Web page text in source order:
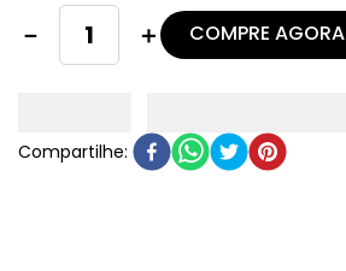
＋
－ COMPRE AGORA